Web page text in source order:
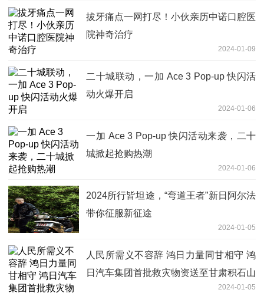
拔牙痛点一网打尽！小伙亲历中诺口腔医
院神奇治疗
2024-01-09
二十城联动，一加 Ace 3 Pop-up 快闪活
动火爆开启
2024-01-06
一加 Ace 3 Pop-up 快闪活动来袭，二十
城掀起抢购热潮
2024-01-06
2024所行皆坦途，“弯道王者”新日阿尔法
带你征服新征途
2024-01-05
人民所需义不容辞 鸿日力量同甘相守 鸿
日汽车集团首批救灾物资送至甘肃积石山
2024-01-05